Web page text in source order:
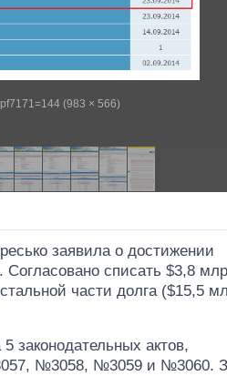
(983 × 566)
заявила о достижении
Согласовано списать $3,8
части долга ($15,5
законодательных актов,
№3058, №3059 и №3060.